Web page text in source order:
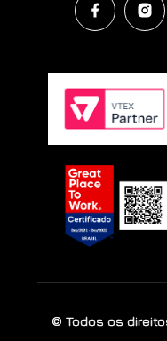
© Todos os